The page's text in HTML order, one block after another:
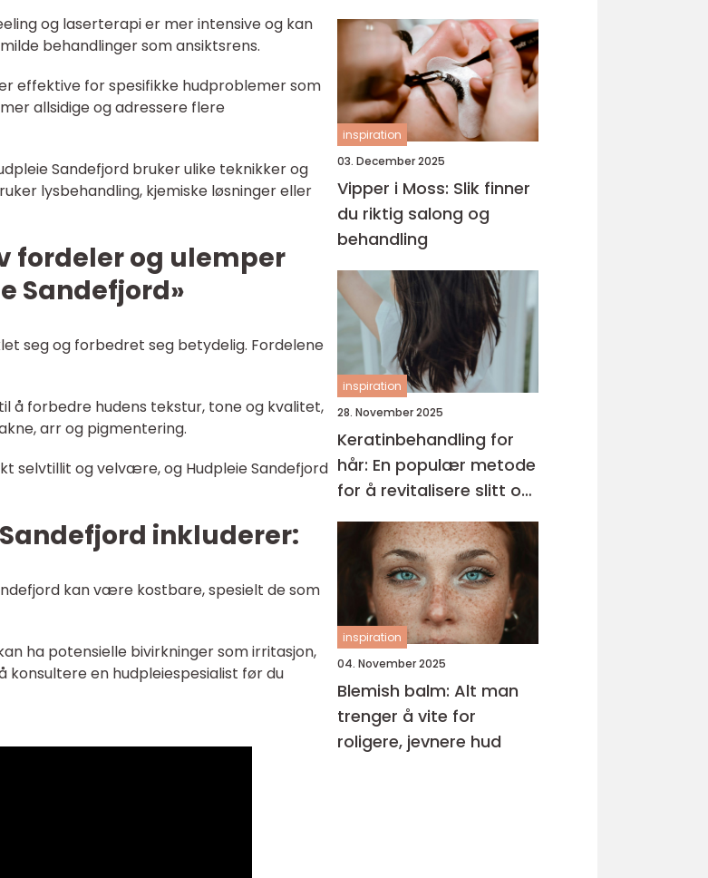
og laserterapi er mer intensive og kan
behandlinger som ansiktsrens.
effektive for spesifikke hudproblemer som
allsidige og adressere flere
Sandefjord bruker ulike teknikker og
lysbehandling, kjemiske løsninger eller
fordeler og ulemper
Sandefjord»
seg og forbedret seg betydelig. Fordelene
å forbedre hudens tekstur, tone og kvalitet,
arr og pigmentering.
selvtillit og velvære, og Hudpleie Sandefjord
inkluderer:
kan være kostbare, spesielt de som
ha potensielle bivirkninger som irritasjon,
en hudpleiespesialist før du
inspiration
03. December 2025
Vipper i Moss: Slik finner
du riktig salong og
behandling
inspiration
28. November 2025
Keratinbehandling for
hår: En populær metode
for å revitalisere slitt og
krusete hår
inspiration
04. November 2025
Blemish balm: Alt man
trenger å vite for
roligere, jevnere hud